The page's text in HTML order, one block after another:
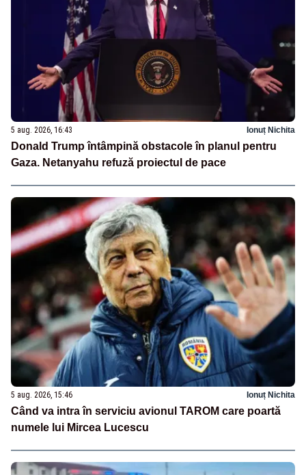
5 aug. 2026, 16:43 Ionuț Nichita
Donald Trump întâmpină obstacole în planul pentru
Gaza. Netanyahu refuză proiectul de pace
5 aug. 2026, 15:46 Ionuț Nichita
Când va intra în serviciu avionul TAROM care poartă
numele lui Mircea Lucescu